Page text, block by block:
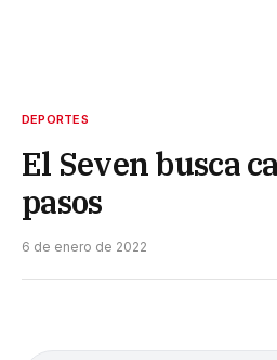
DEPORTES
El Seven busca
pasos
6 de enero de 2022